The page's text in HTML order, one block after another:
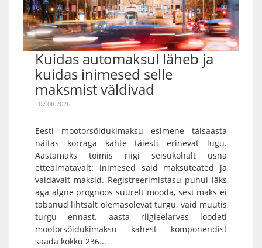
Kuidas automaksul läheb ja
kuidas inimesed selle
maksmist väldivad
07.08.2026
Eesti mootorsõidukimaksu esimene täisaasta
näitas korraga kahte täiesti erinevat lugu.
Aastamaks toimis riigi seisukohalt üsna
etteaimatavalt: inimesed said maksuteated ja
valdavalt maksid. Registreerimistasu puhul läks
aga algne prognoos suurelt mööda, sest maks ei
tabanud lihtsalt olemasolevat turgu, vaid muutis
turgu ennast. aasta riigieelarves loodeti
mootorsõidukimaksu kahest komponendist
saada kokku 236...